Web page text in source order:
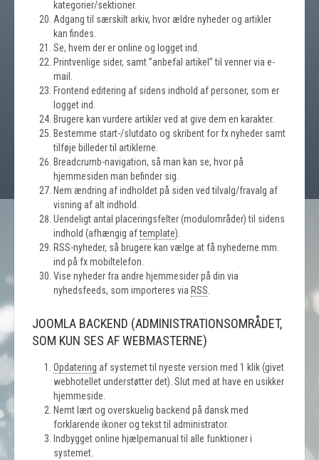
kategorier/sektioner.
Adgang til særskilt arkiv, hvor ældre nyheder og artikler
kan findes.
Se, hvem der er online og logget ind.
Printvenlige sider, samt ”anbefal artikel” til venner via e-
mail.
Frontend editering af sidens indhold af personer, som er
logget ind.
Brugere kan vurdere artikler ved at give dem en karakter.
Bestemme start-/slutdato og skribent for fx nyheder samt
tilføje billeder til artiklerne.
Breadcrumb-navigation, så man kan se, hvor på
hjemmesiden man befinder sig.
Nem ændring af indholdet på siden ved tilvalg/fravalg af
visning af alt indhold.
Uendeligt antal placeringsfelter (modulområder) til sidens
indhold (afhængig aftemplate).
RSS-nyheder, så brugere kan vælge at få nyhederne mm.
ind på fx mobiltelefon.
Vise nyheder fra andre hjemmesider på din via
nyhedsfeeds, som importeres via RSS
JOOMLA BACKEND (ADMINISTRATIONSOMRÅDET,
SOM KUN SES AF WEBMASTERNE)
Opdatering af systemet til nyeste version med 1 klik (givet
webhotellet understøtter det). Slut med at have en usikker
hjemmeside.
Nemt lært og overskuelig backend på dansk med
forklarende ikoner og tekst til administrator.
Indbygget online hjælpemanual til alle funktioner i
systemet.